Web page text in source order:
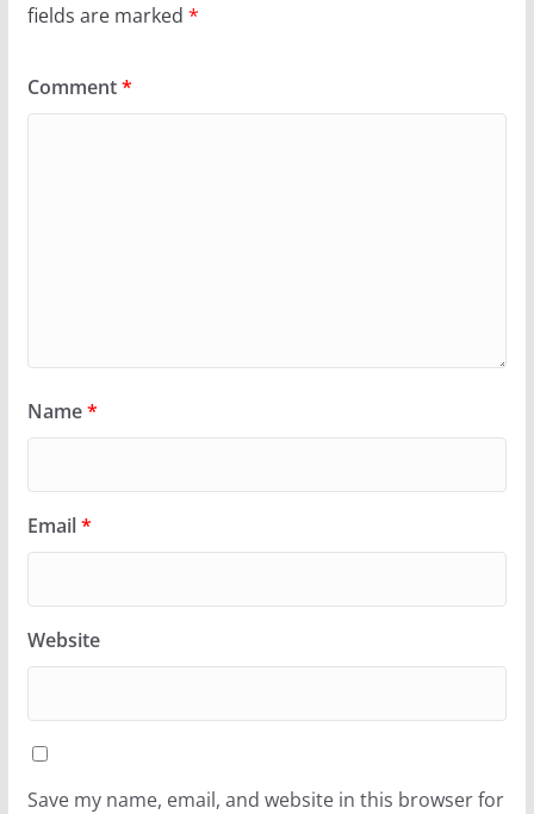
fields are marked *
Comment*
Name*
Email*
Website
Save my name, email, and website in this browser for